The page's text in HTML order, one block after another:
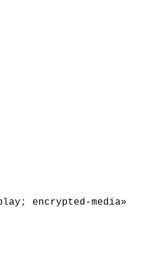
encrypted-media»